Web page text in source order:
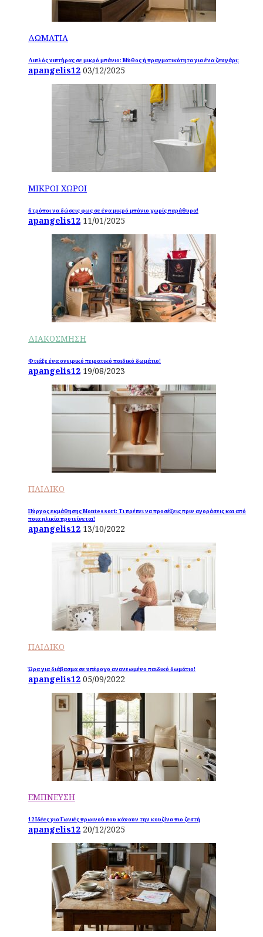
ΔΩΜΑΤΙΑ
Διπλός νιπτήρας σε μικρό μπάνιο: Μύθος ή πραγματικότητα για ένα ζευγάρι;
apangelis12 03/12/2025
ΜΙΚΡΟΙ ΧΩΡΟΙ
6 τρόποι να δώσεις φως σε ένα μικρό μπάνιο χωρίς παράθυρα!
apangelis12 11/01/2025
ΔΙΑΚΟΣΜΗΣΗ
Φτιάξε ένα ονειρικό πειρατικό παιδικό δωμάτιο!
apangelis12 19/08/2023
ΠΑΙΔΙΚΟ
Πύργος εκμάθησης Montessori: Τι πρέπει να προσέξεις πριν αγοράσεις και από
ποια ηλικία προτείνεται!
apangelis12 13/10/2022
ΠΑΙΔΙΚΟ
Ώρα για διάβασμα σε υπέροχο ανανεωμένο παιδικό δωμάτιο!
apangelis12 05/09/2022
ΕΜΠΝΕΥΣΗ
12 Ιδέες για Γωνιές πρωινού που κάνουν την κουζίνα πιο ζεστή
apangelis12 20/12/2025